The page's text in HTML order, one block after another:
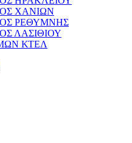
ΧΑΝΙΩΝ
ΡΕΘΥΜΝΗΣ
ΛΑΣΙΘΙΟΥ
ΚΤΕΛ